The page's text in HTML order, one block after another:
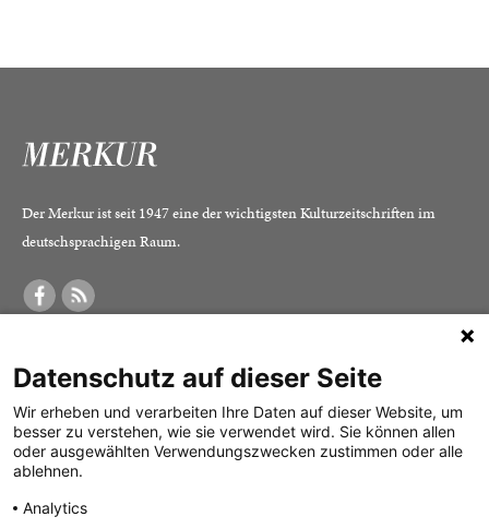
Der Merkur ist seit 1947 eine der wichtigsten Kulturzeitschriften im
deutschsprachigen Raum.
Was ist der Merkur?
Herausgeber /
Redaktion
Verlag
Alle Abos im Überblick
Print-Abo
Digital-Abo
Impressum
Datenschutz
Mediadaten
Datenschutz auf dieser Seite
Wir erheben und verarbeiten Ihre Daten auf dieser Website, um
besser zu verstehen, wie sie verwendet wird. Sie können allen
oder ausgewählten Verwendungszwecken zustimmen oder alle
ablehnen.
Analytics